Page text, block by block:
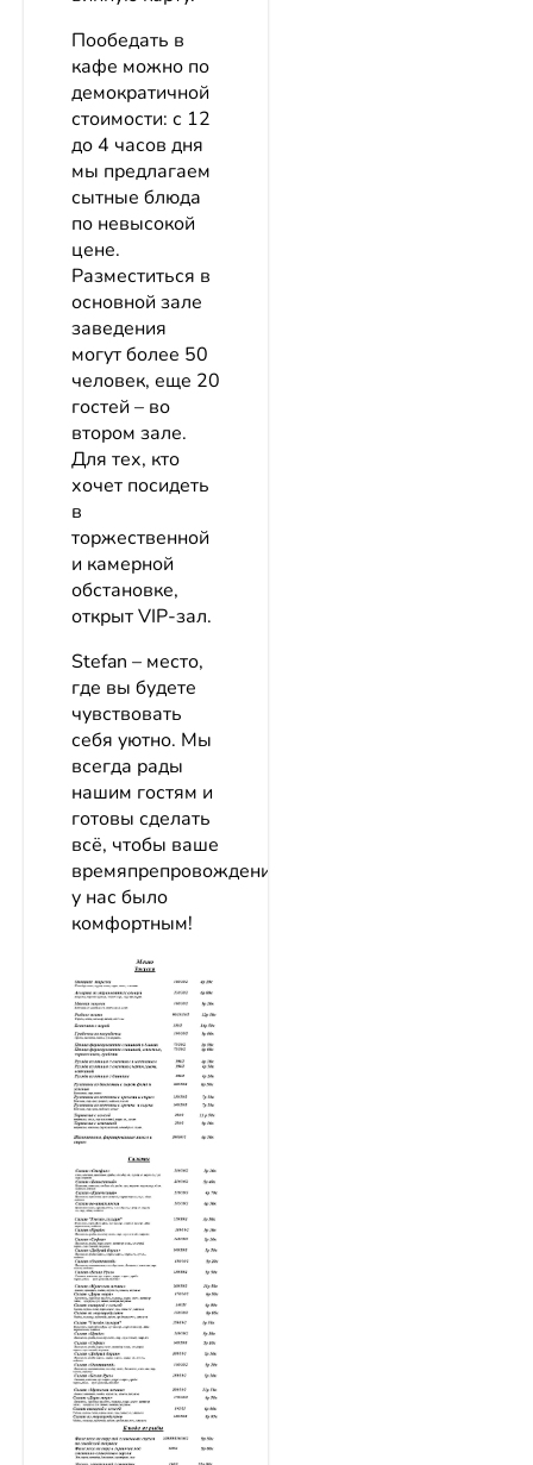
Пообедать в
кафе можно по
демократичной
стоимости: с 12
до 4 часов дня
мы предлагаем
сытные блюда
по невысокой
цене.
Разместиться в
основной зале
заведения
могут более 50
человек, еще 20
гостей – во
втором зале.
Для тех, кто
хочет посидеть
в
торжественной
и камерной
обстановке,
открыт VIP-зал.
Stefan – место,
где вы будете
чувствовать
себя уютно. Мы
всегда рады
нашим гостям и
готовы сделать
всё, чтобы ваше
времяпрепровождения
у нас было
комфортным!